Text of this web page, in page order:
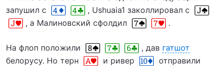
запушил с
, Ushuaia1 заколлировал с
, а Малиновский сфолдил
.
На флоп положили , дав гатшот
белорусу. Но терн
и ривер
отправили